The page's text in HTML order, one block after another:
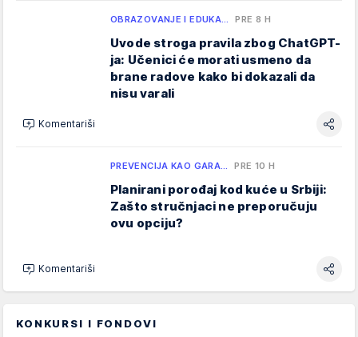
OBRAZOVANJE I EDUKA… PRE 8 H
Uvode stroga pravila zbog ChatGPT-
ja: Učenici će morati usmeno da
brane radove kako bi dokazali da
nisu varali
Komentariši
PREVENCIJA KAO GARA… PRE 10 H
Planirani porođaj kod kuće u Srbiji:
Zašto stručnjaci ne preporučuju
ovu opciju?
Komentariši
KONKURSI I FONDOVI